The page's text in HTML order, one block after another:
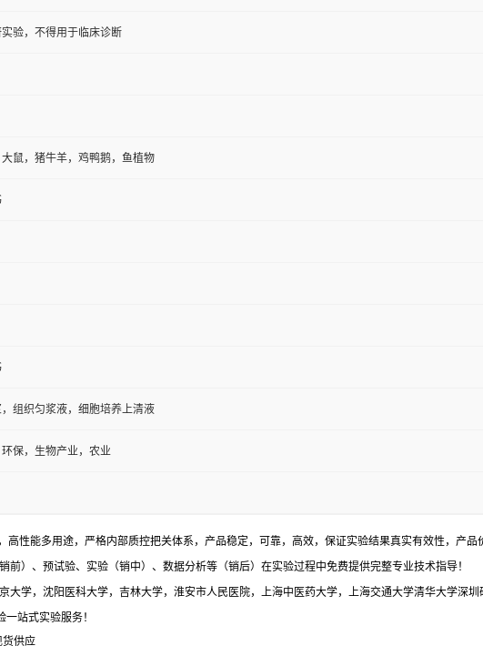
验，不得用于临床诊断
鼠，猪牛羊，鸡鸭鹅，鱼植物
组织匀浆液，细胞培养上清液
保，生物产业，农业
性能多用途，严格内部质控把关体系，产品稳定，可靠，高效，保证实验结果真实有效性，产品
）、预试验、实验（销中）、数据分析等（销后）在实验过程中免费提供完整专业技术指导！
大学，沈阳医科大学，吉林大学，淮安市人民医院，上海中医药大学，上海交通大学清华大学深圳
站式实验服务！
货供应